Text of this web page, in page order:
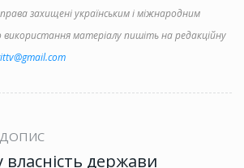
захищені українським і міжнародним
матеріалу пишіть на редакційну
власність держави